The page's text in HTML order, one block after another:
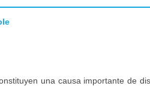
una causa importante de